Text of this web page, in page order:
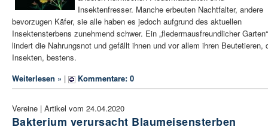
Insektenfresser. Manche erbeuten Nachtfalter, andere
bevorzugen Käfer, sie alle haben es jedoch aufgrund des aktuellen
Insektensterbens zunehmend schwer. Ein „fledermausfreundlicher Garten“
lindert die Nahrungsnot und gefällt ihnen und vor allem ihren Beutetieren,
Insekten, bestens.
Weiterlesen » | Kommentare: 0
Vereine | Artikel vom 24.04.2020
Bakterium verursacht Blaumeisensterben